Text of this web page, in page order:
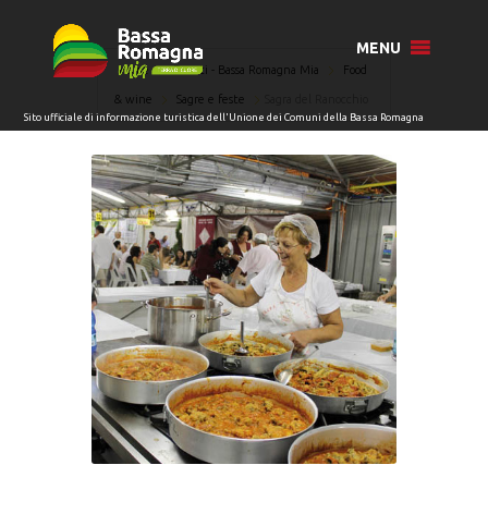
MENU
Home Eventi - Bassa Romagna Mia Food
& wine Sagre e feste